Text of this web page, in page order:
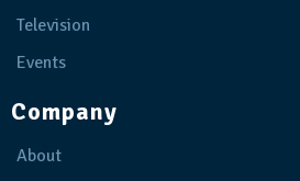
Television
Events
Company
About